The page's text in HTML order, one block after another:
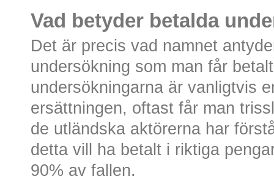
Vad betyder betalda
Det är precis vad namnet
undersökning som man får
undersökningarna är vanligtvis
ersättningen, oftast får man
de utländska aktörerna har
detta vill ha betalt i riktiga
90% av fallen.